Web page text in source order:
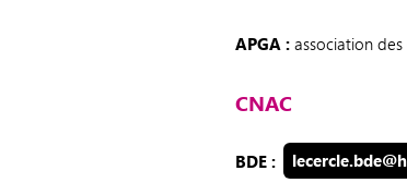
APGA :association
CNAC
BDE :